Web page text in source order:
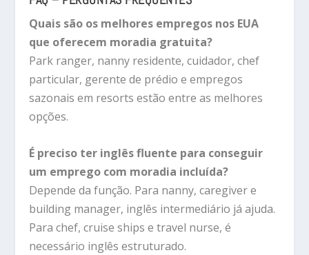
Quais são os melhores empregos nos EUA
que oferecem moradia gratuita?
Park ranger, nanny residente, cuidador, chef
particular, gerente de prédio e empregos
sazonais em resorts estão entre as melhores
opções.
É preciso ter inglês fluente para conseguir
um emprego com moradia incluída?
Depende da função. Para nanny, caregiver e
building manager, inglês intermediário já ajuda.
Para chef, cruise ships e travel nurse, é
necessário inglês estruturado.